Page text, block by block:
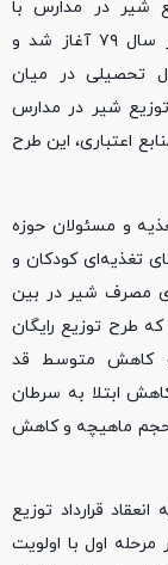
شیر در مدارس با
زیرپوشش قرار دادن حدود ۱۰ هزار دانش‌آموز در سال ۷۹ آغاز شد و
طول سال تحصیلی در میان
شیر در مدارس
بهانه کمبود منابع اعتباری، این طرح
و مسئولان حوزه
تغذیه‌ای کودکان و
مصرف شیر در بین
که طرح توزیع رایگان
و کاهش متوسط قد
ابتلا به سرطان
ماهیچه و کاهش
قرارداد توزیع
اول با اولویت